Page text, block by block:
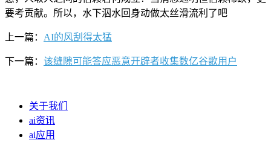
要考贡献。所以，水下泅水回身动做太丝滑流利了吧
上一篇： AI的风刮得太猛
下一篇： 该缝隙可能答应恶意开辟者收集数亿谷歌用户
关于我们
ai资讯
ai应用